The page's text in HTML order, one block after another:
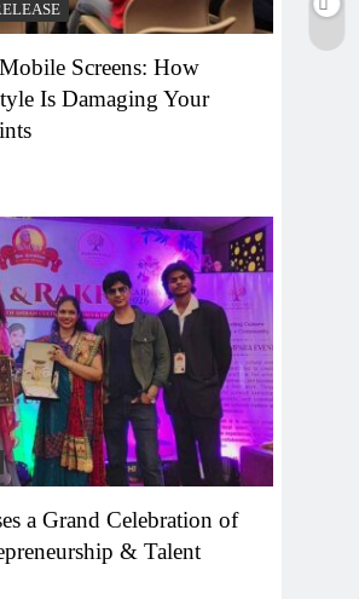
Screens: How
Is Damaging Your
a Grand Celebration of
& Talent